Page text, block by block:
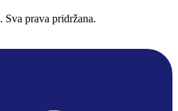
. Sva prava pridržana.